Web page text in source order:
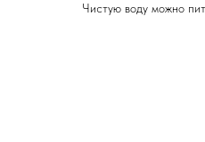
Чистую воду можно